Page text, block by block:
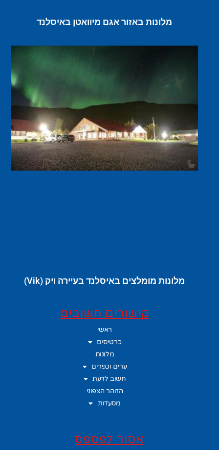
מלונות באזור אגם מיוואטן באיסלנד
מלונות מומלצים באיסלנד בעיירה ויק (Vik)
קישורים חשובים
ראשי
כרטיסים
מלונות
ערים וכפרים
חשוב לדעת
הזוהר הצפוני
מסעדות
אסור לפספס